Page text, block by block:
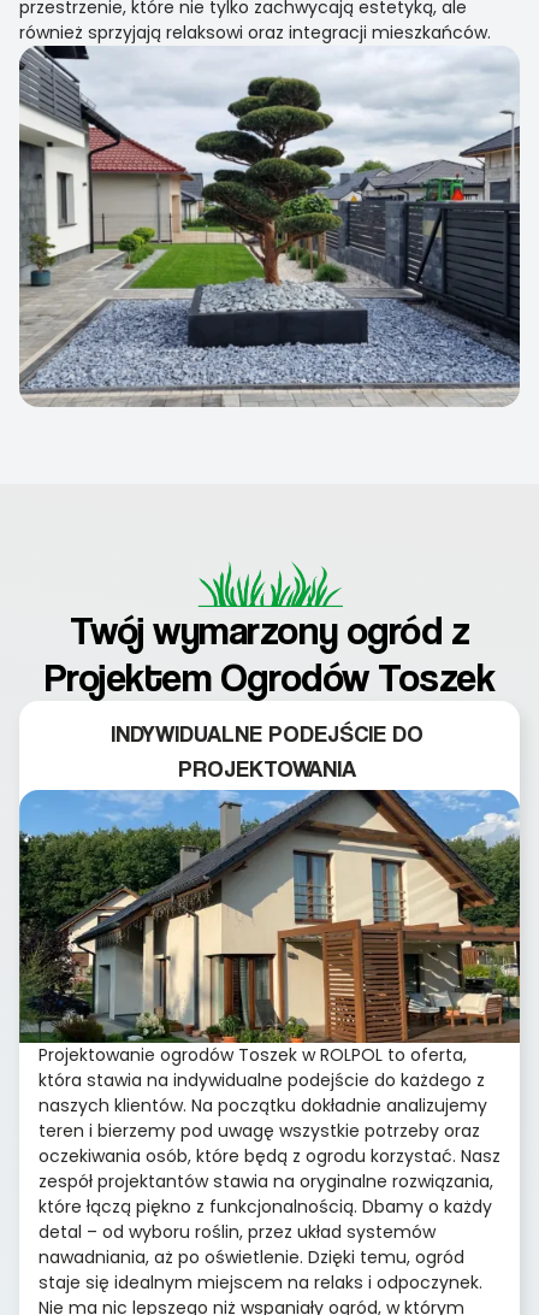
przestrzenie, które nie tylko zachwycają estetyką, ale
również sprzyjają relaksowi oraz integracji mieszkańców.
Twój wymarzony ogród z
Projektem Ogrodów Toszek
INDYWIDUALNE PODEJŚCIE DO
PROJEKTOWANIA
Projektowanie ogrodów Toszek w ROLPOL to oferta,
która stawia na indywidualne podejście do każdego z
naszych klientów. Na początku dokładnie analizujemy
teren i bierzemy pod uwagę wszystkie potrzeby oraz
oczekiwania osób, które będą z ogrodu korzystać. Nasz
zespół projektantów stawia na oryginalne rozwiązania,
które łączą piękno z funkcjonalnością. Dbamy o każdy
detal – od wyboru roślin, przez układ systemów
nawadniania, aż po oświetlenie. Dzięki temu, ogród
staje się idealnym miejscem na relaks i odpoczynek.
Nie ma nic lepszego niż wspaniały ogród, w którym